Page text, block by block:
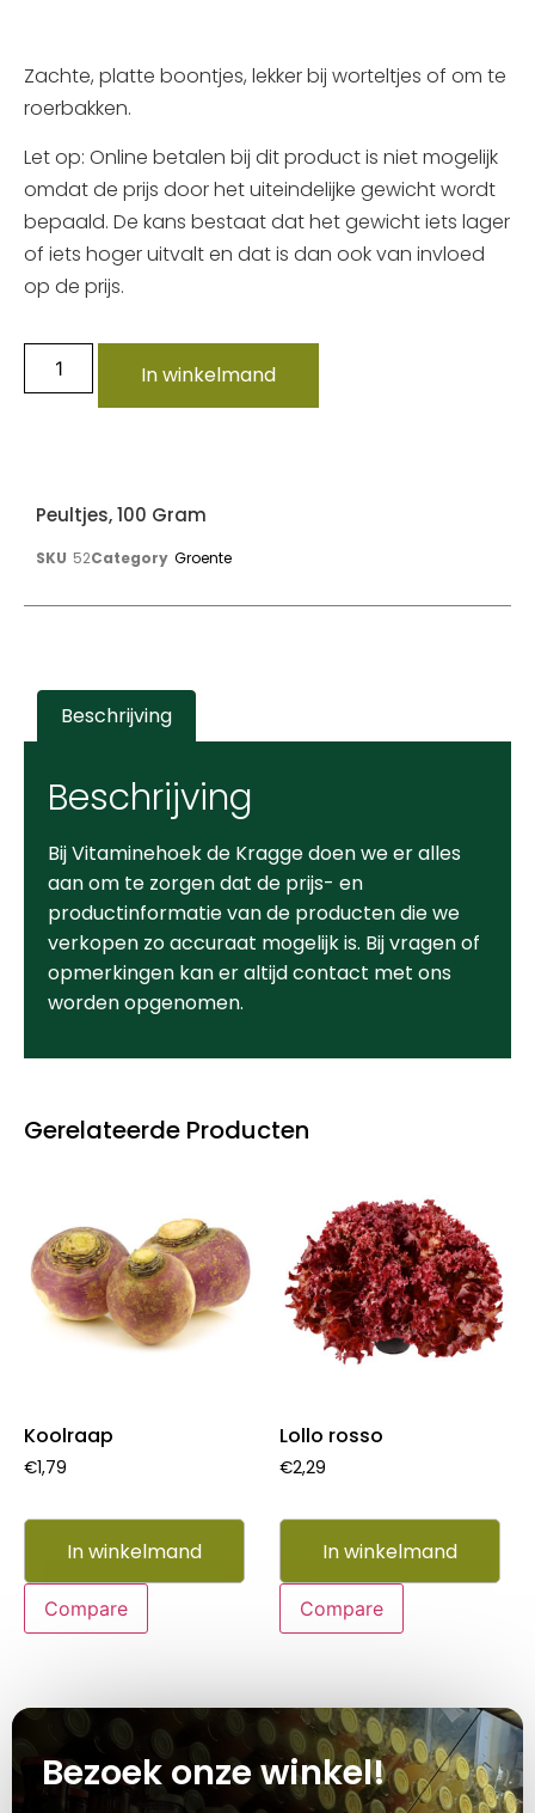
Zachte, platte boontjes, lekker bij worteltjes of om te
roerbakken.
Let op: Online betalen bij dit product is niet mogelijk
omdat de prijs door het uiteindelijke gewicht wordt
bepaald. De kans bestaat dat het gewicht iets lager
of iets hoger uitvalt en dat is dan ook van invloed
op de prijs.
In winkelmand
Gerelateerde Producten
Koolraap
€1,79
In winkelmand
Compare
Lollo rosso
€2,29
In winkelmand
Compare
Peultjes, 100 Gram
SKU 52Category Groente
Beschrijving
Beschrijving
Bij Vitaminehoek de Kragge doen we er alles
aan om te zorgen dat de prijs- en
productinformatie van de producten die we
verkopen zo accuraat mogelijk is. Bij vragen of
opmerkingen kan er altijd contact met ons
worden opgenomen.
Bezoek onze winkel!